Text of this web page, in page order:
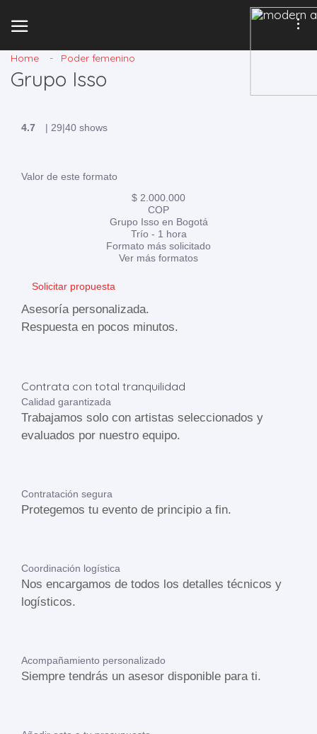
Home Poder femenino
Grupo Isso
4.7 | 29|40 shows
Valor de este formato
$ 2.000.000
COP
Grupo Isso en Bogotá
Trío - 1 hora
Formato más solicitado
Ver más formatos
Solicitar propuesta
Asesoría personalizada.
Respuesta en pocos minutos.
Contrata con total tranquilidad
Calidad garantizada
Trabajamos solo con artistas seleccionados y
evaluados por nuestro equipo.
Contratación segura
Protegemos tu evento de principio a fin.
Coordinación logística
Nos encargamos de todos los detalles técnicos y
logísticos.
Acompañamiento personalizado
Siempre tendrás un asesor disponible para ti.